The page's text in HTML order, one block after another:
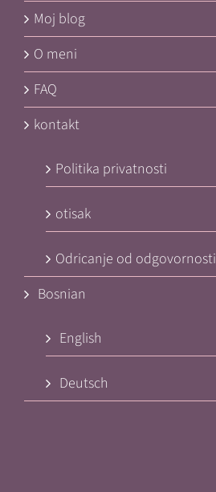
Moj blog
O meni
FAQ
kontakt
Politika privatnosti
otisak
Odricanje od odgovornosti
Bosnian
English
Deutsch